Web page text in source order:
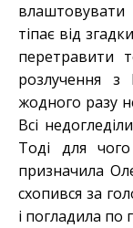
тіпає від
перетравити
розлучення з
жодного разу
Всі
Тоді для
призначила
схопився за
і погладила по